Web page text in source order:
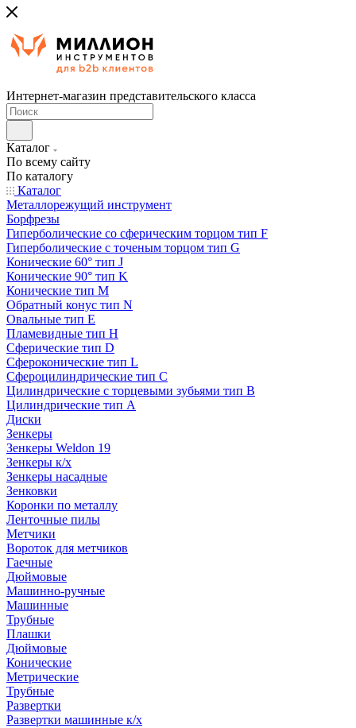
Интернет-магазин представительского класса
Каталог
По всему сайту
По каталогу
Каталог
Металлорежущий инструмент
Борфрезы
Гиперболические cо сферическим торцом тип F
Гиперболические с точеным торцом тип G
Конические 60° тип J
Конические 90° тип K
Конические тип M
Обратный конус тип N
Овальные тип E
Пламевидные тип H
Сферические тип D
Сфероконические тип L
Сфероцилиндрические тип C
Цилиндрические с торцевыми зубьями тип B
Цилиндрические тип А
Диски
Зенкеры
Зенкеры Weldon 19
Зенкеры к/х
Зенкеры насадные
Зенковки
Коронки по металлу
Ленточные пилы
Метчики
Вороток для метчиков
Гаечные
Дюймовые
Машинно-ручные
Машинные
Трубные
Плашки
Дюймовые
Конические
Метрические
Трубные
Развертки
Развертки машинные к/х